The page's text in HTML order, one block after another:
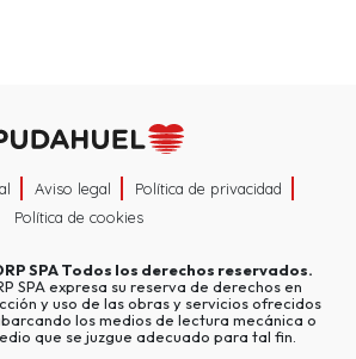
Aviso legal
Política de privacidad
Política de cookies
SPATodos los derechos reservados.
SPA expresa su reserva de derechos en
y uso de las obras y servicios ofrecidos
los medios de lectura mecánica o
que se juzgue adecuado para tal fin.